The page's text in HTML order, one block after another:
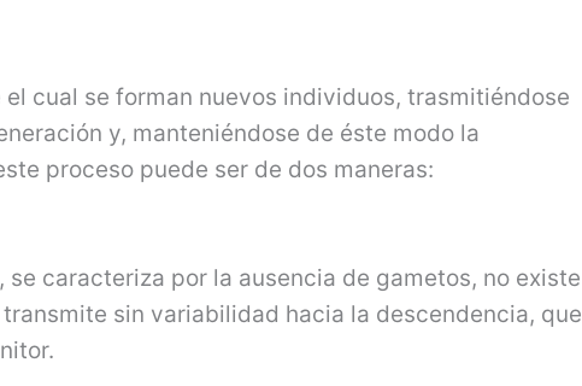
cual se forman nuevos individuos, trasmitiéndose
y, manteniéndose de éste modo la
proceso puede ser de dos maneras:
caracteriza por la ausencia de gametos, no existe
sin variabilidad hacia la descendencia, que